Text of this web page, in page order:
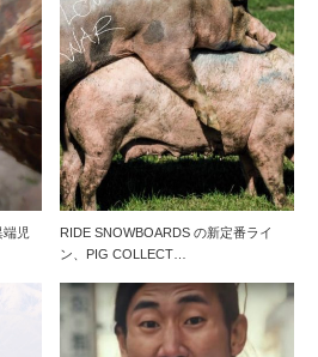
児
RIDE SNOWBOARDS の新定番ライ
ン、PIG COLLECT…